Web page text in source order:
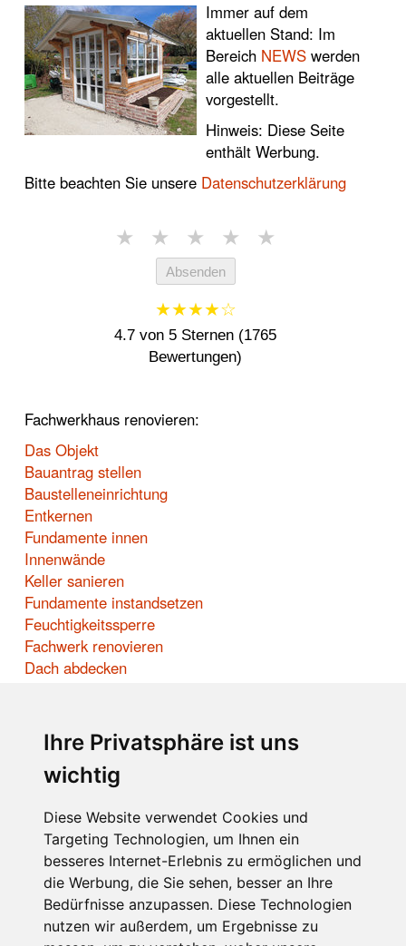
Ihre Privatsphäre ist uns
wichtig
Diese Website verwendet Cookies und
Targeting Technologien, um Ihnen ein
besseres Internet-Erlebnis zu ermöglichen und
die Werbung, die Sie sehen, besser an Ihre
Bedürfnisse anzupassen. Diese Technologien
nutzen wir außerdem, um Ergebnisse zu
Immer auf dem
aktuellen Stand: Im
Bereich NEWS werden
alle aktuellen Beiträge
vorgestellt.
Hinweis: Diese Seite
enthält Werbung.
Bitte beachten Sie unsere Datenschutzerklärung
★ ★ ★ ★ ★
Absenden
★★★★☆
4.7 von 5 Sternen (1765
Bewertungen)
Fachwerkhaus renovieren:
Das Objekt
Bauantrag stellen
Baustelleneinrichtung
Entkernen
Fundamente innen
Innenwände
Keller sanieren
Fundamente instandsetzen
Feuchtigkeitssperre
Fachwerk renovieren
Dach abdecken
Giebelschalung
Dach decken
LINKS:
Zapfenverbindung herstellen
Zapfen herstellen
Impressum
Rolf Wacker